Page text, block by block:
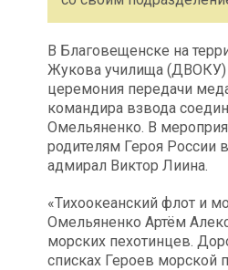
В Благовещенске на
Жукова училища (ДВОКУ)
церемония передачи
командира взвода
Омельяненко. В
родителям Героя
адмирал Виктор Лиина.
«Тихоокеанский флот и
Омельяненко Артём
морских пехотинцев.
списках Героев морской